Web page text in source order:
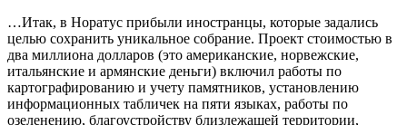
…Итак, в Норатус прибыли иностранцы, которые задались
целью сохранить уникальное собрание. Проект стоимостью в
два миллиона долларов (это американские, норвежские,
итальянские и армянские деньги) включил работы по
картографированию и учету памятников, установлению
информационных табличек на пяти языках, работы по
озеленению, благоустройству близлежащей территории,